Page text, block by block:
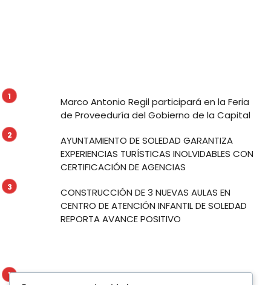
Marco Antonio Regil participará en la Feria
de Proveeduría del Gobierno de la Capital
AYUNTAMIENTO DE SOLEDAD GARANTIZA
EXPERIENCIAS TURÍSTICAS INOLVIDABLES CON
CERTIFICACIÓN DE AGENCIAS
CONSTRUCCIÓN DE 3 NUEVAS AULAS EN
CENTRO DE ATENCIÓN INFANTIL DE SOLEDAD
REPORTA AVANCE POSITIVO